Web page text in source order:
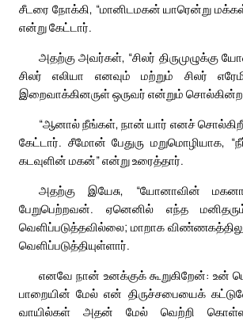
சீடரை நோக்கி, “மானிடமகன் யாரென்று
என்று கேட்டார்.
அதற்கு அவர்கள், “சிலர் திருமுழுக்கு
சிலர் எலியா எனவும் மற்றும் சிலர்
இறைவாக்கினருள் ஒருவர் என்றும்
“ஆனால் நீங்கள், நான் யார் எனச்
கேட்டார். சீமோன் பேதுரு மறுமொழியாக,
கடவுளின் மகன்” என்று உரைத்தார்.
அதற்கு இயேசு, “யோனாவின்
பேறுபெற்றவன். ஏனெனில் எந்த
வெளிப்படுத்தவில்லை; மாறாக
வெளிப்படுத்தியுள்ளார்.
எனவே நான் உனக்குக் கூறுகிறேன்: உன்
பாறையின் மேல் என் திருச்சபையைக்
வாயில்கள் அதன் மேல் வெற்றி